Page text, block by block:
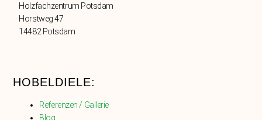
Holzfachzentrum Potsdam
Horstweg 47
14482 Potsdam
HOBELDIELE:
Referenzen / Gallerie
Blog